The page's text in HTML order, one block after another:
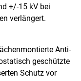
+/-15 kV bei
verlängert.
Anti-
geschützte
Schutz vor